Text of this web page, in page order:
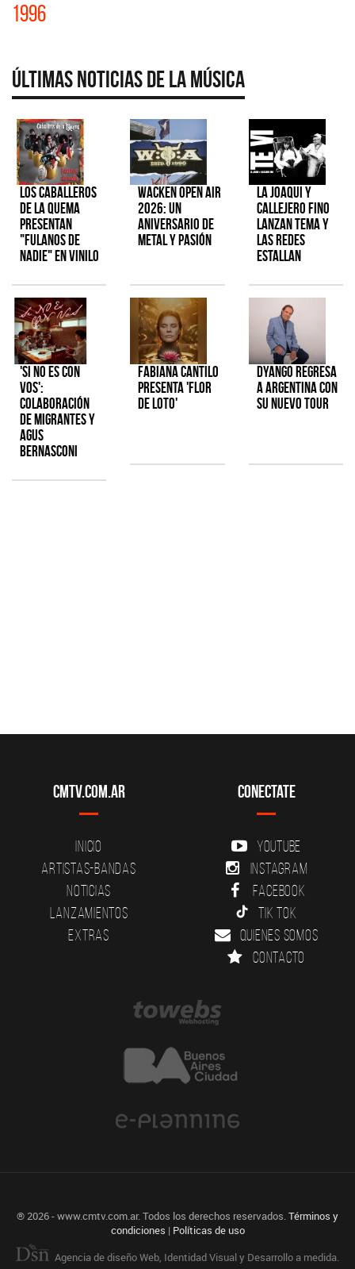
1996
Últimas Noticias de la Música
Los Caballeros
de la Quema
presentan
"Fulanos de
Nadie" en vinilo
Wacken Open Air
2026: Un
aniversario de
metal y pasión
La Joaqui y
Callejero Fino
lanzan tema y
las redes
estallan
'Si No Es Con
Vos':
colaboración
de Migrantes y
Agus
Bernasconi
Fabiana Cantilo
presenta 'Flor
de Loto'
Dyango regresa
a Argentina con
su nuevo tour
CMTV.com.ar
Inicio
Artistas-Bandas
Noticias
Lanzamientos
Extras
Conectate
YouTube
Instagram
Facebook
Tik Tok
Quienes somos
Contacto
® 2026 - www.cmtv.com.ar. Todos los derechos reservados.Términos y
condiciones | Políticas de uso
Agencia de diseño Web, Identidad Visual y Desarrollo a medida.